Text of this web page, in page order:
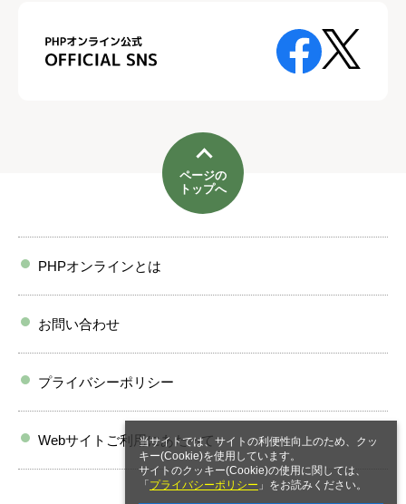
当サイトでは、サイトの利便性向上のため、クッ
キー(Cookie)を使用しています。
サイトのクッキー(Cookie)の使用に関しては、
「 プライバシーポリシー 」をお読みください。
ページの
トップへ
PHPオンラインとは
お問い合わせ
プライバシーポリシー
Webサイトご利用にあたって